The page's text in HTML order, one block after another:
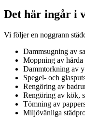
Det här ingår i
Vi följer en noggrann
Dammsugning av
Moppning av
Dammtorkning av
Spegel- och
Rengöring av
Rengöring av kök,
Tömning av
Miljövänliga